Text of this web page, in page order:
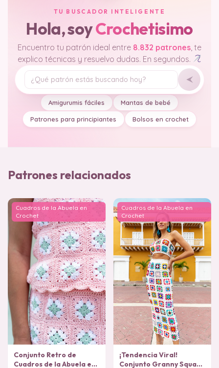
TU BUSCADOR INTELIGENTE
Hola, soyCrochetisimo
Encuentro tu patrón ideal entre 8.832 patrones , te
explico técnicas y resuelvo dudas. En segundos.
Tu pregunta
Amigurumis fáciles Mantas de bebé
Patrones para principiantes Bolsos en crochet
Patrones relacionados
Cuadros de la Abuela en
Crochet
Conjunto Retro de
Cuadros de la Abuela en
Cuadros de la Abuela en
Crochet
¡Tendencia Viral!
Conjunto Granny Square